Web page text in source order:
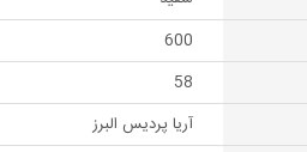
600
58
آریا پردیس البرز